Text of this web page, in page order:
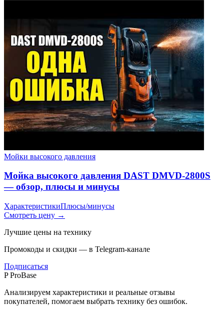
Мойки высокого давления
Мойка высокого давления DAST DMVD-2800S
— обзор, плюсы и минусы
ХарактеристикиПлюсы/минусы
Смотреть цену →
Лучшие цены на технику
Промокоды и скидки — в Telegram-канале
Подписаться
P ProBase
Анализируем характеристики и реальные отзывы
покупателей, помогаем выбрать технику без ошибок.